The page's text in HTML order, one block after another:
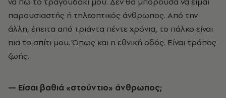
παρουσιαστής ή τηλεοπτικός άνθρωπος. Από την
άλλη, έπειτα από τριάντα πέντε χρόνια, το πάλκο είναι
πια το σπίτι μου. Όπως και η εθνική οδός. Είναι τρόπος
ζωής.
— Είσαι βαθιά «στούντιο» άνθρωπος;